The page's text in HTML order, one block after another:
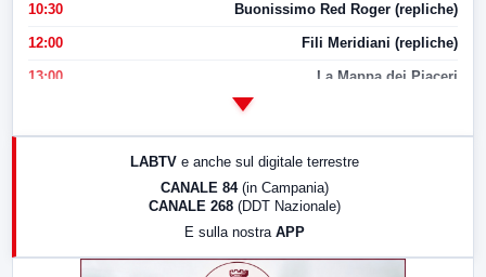
10:30 Buonissimo Red Roger (repliche)
12:00 Fili Meridiani (repliche)
13:00 La Mappa dei Piaceri
LABTV e anche sul digitale terrestre
CANALE 84 (in Campania)
CANALE 268 (DDT Nazionale)
E sulla nostra APP